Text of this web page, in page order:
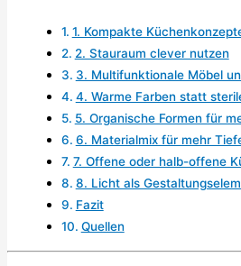
1. Kompakte
2. Stauraum clever nutzen
3. Multifunktionale Möbel
4. Warme Farben statt
5. Organische Formen für
6. Materialmix für mehr
7. Offene oder halb-offene
8. Licht als
Fazit
Quellen